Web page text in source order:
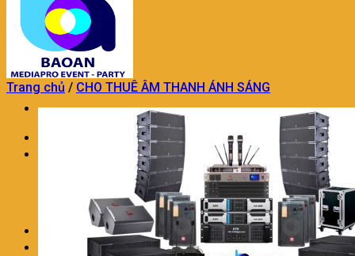
TỔ CHỨC SỰ KIỆN
TỔ CHỨC SỰ KIỆN KHAI TRƯƠNG
DỊCH VỤ TỔ CHỨC SINH NHẬT
DỊCH VỤ TỔ CHỨC TRUNG THU
TỔ CHỨC SỰ KIỆN TRON GÓI KHÁC
TRANG TRÍ THÔI NÔI SINH NHẬT
DỊCH VỤ MÚA LÂN CHUYÊN NGHIỆP
Trang chủ / CHO THUÊ ÂM THANH ÁNH SÁNG